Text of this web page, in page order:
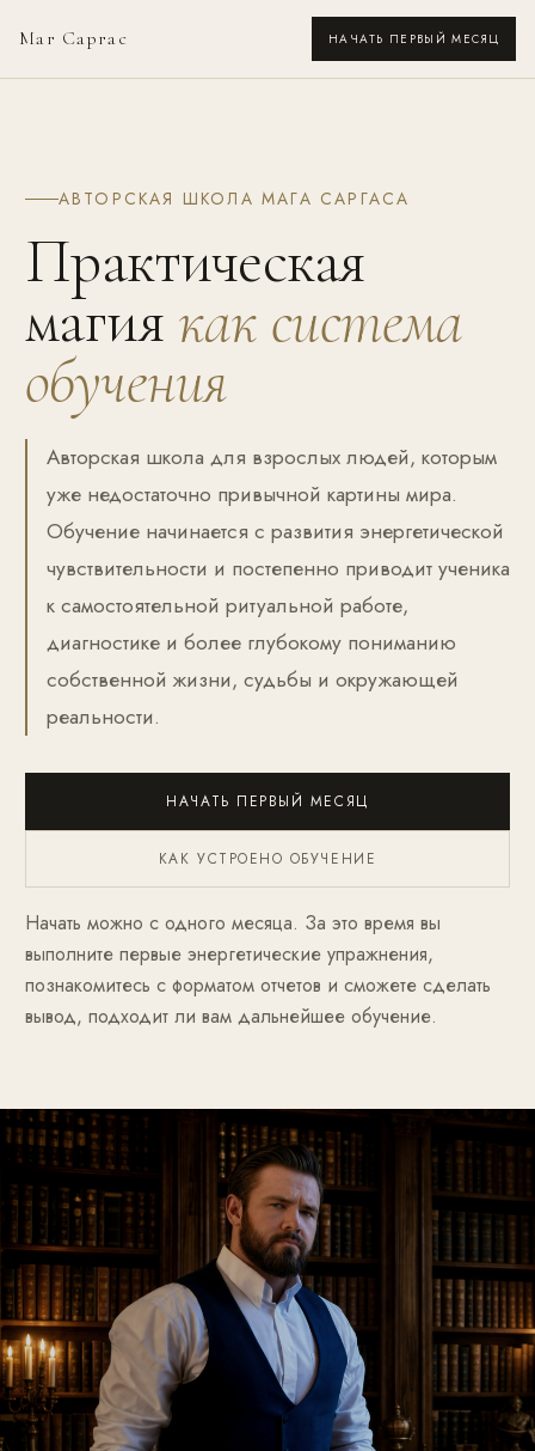
Маг Саргас НАЧАТЬ ПЕРВЫЙ МЕСЯЦ
АВТОРСКАЯ ШКОЛА МАГА САРГАСА
Практическая
магия как система
обучения
Авторская школа для взрослых людей, которым
уже недостаточно привычной картины мира.
Обучение начинается с развития энергетической
чувствительности и постепенно приводит ученика
к самостоятельной ритуальной работе,
диагностике и более глубокому пониманию
собственной жизни, судьбы и окружающей
реальности.
НАЧАТЬ ПЕРВЫЙ МЕСЯЦ
КАК УСТРОЕНО ОБУЧЕНИЕ
Начать можно с одного месяца. За это время вы
выполните первые энергетические упражнения,
познакомитесь с форматом отчетов и сможете сделать
вывод, подходит ли вам дальнейшее обучение.